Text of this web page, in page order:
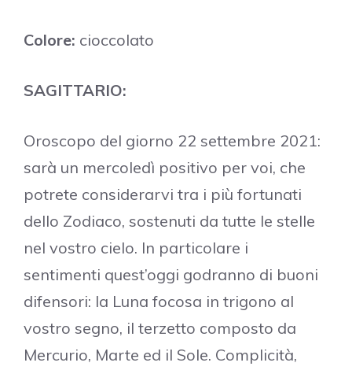
Colore: cioccolato
SAGITTARIO:
Oroscopo del giorno 22 settembre 2021:
sarà un mercoledì positivo per voi, che
potrete considerarvi tra i più fortunati
dello Zodiaco, sostenuti da tutte le stelle
nel vostro cielo. In particolare i
sentimenti quest’oggi godranno di buoni
difensori: la Luna focosa in trigono al
vostro segno, il terzetto composto da
Mercurio, Marte ed il Sole. Complicità,